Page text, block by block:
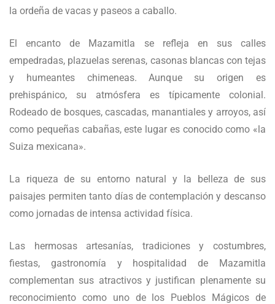
la ordeña de vacas y paseos a caballo.
El encanto de Mazamitla se refleja en sus calles
empedradas, plazuelas serenas, casonas blancas con tejas
y humeantes chimeneas. Aunque su origen es
prehispánico, su atmósfera es típicamente colonial.
Rodeado de bosques, cascadas, manantiales y arroyos, así
como pequeñas cabañas, este lugar es conocido como «la
Suiza mexicana».
La riqueza de su entorno natural y la belleza de sus
paisajes permiten tanto días de contemplación y descanso
como jornadas de intensa actividad física.
Las hermosas artesanías, tradiciones y costumbres,
fiestas, gastronomía y hospitalidad de Mazamitla
complementan sus atractivos y justifican plenamente su
reconocimiento como uno de los Pueblos Mágicos de